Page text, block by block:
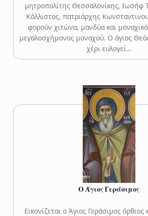
μητροπολίτης Θεσσαλονίκης, Ιωσήφ
Κάλλιστος, πατριάρχης
φορούν χιτώνα, μανδύα και
μεγαλοσχήμονος μοναχού. Ο άγιος
χέρι ευλογεί…
Ο Άγιος Γεράσιμος
Εικονίζεται ο Άγιος Γεράσιμος όρθιος